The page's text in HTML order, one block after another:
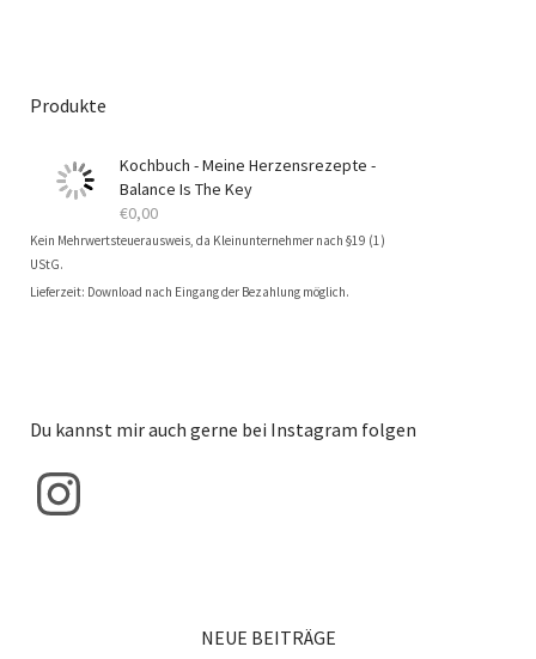
Produkte
Kochbuch - Meine Herzensrezepte -
Balance Is The Key
€0,00
Kein Mehrwertsteuerausweis, da Kleinunternehmer nach §19 (1)
UStG.
Lieferzeit: Download nach Eingang der Bezahlung möglich.
Du kannst mir auch gerne bei Instagram folgen
NEUE BEITRÄGE